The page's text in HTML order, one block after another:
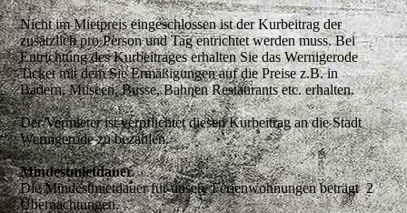
Nicht im Mietpreis eingeschlossen ist der Kurbeitrag der
zusätzlich pro Person und Tag entrichtet werden muss. Bei
Entrichtung des Kurbeitrages erhalten Sie das Wernigerode
Ticket mit dem Sie Ermäßigungen auf die Preise z.B. in
Bädern, Museen, Busse, Bahnen Restaurants etc. erhalten.
Der Vermieter ist verpflichtet diesen Kurbeitrag an die Stadt
Wernigerode zu bezahlen.
Mindestmietdauer
Die Mindestmietdauer für unsere Ferienwohnungen beträgt 2
Übernachtungen.